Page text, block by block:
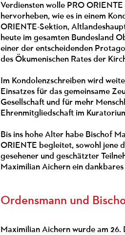
Verdiensten wolle PRO
hervorheben, wie es in einem
ORIENTE-Sektion,
heute im gesamten Bundesland
einer der entscheidenden
des Ökumenischen Rates der
Im Kondolenzschreiben wird
Einsatzes für das gemeinsame
Gesellschaft und für mehr
Ehrenmitgliedschaft im
Bis ins hohe Alter habe Bischof
ORIENTE begleitet, sowohl jene
gesehener und geschätzter
Maximilian Aichern ein
Ordensmann und
Maximilian Aichern wurde am 26.